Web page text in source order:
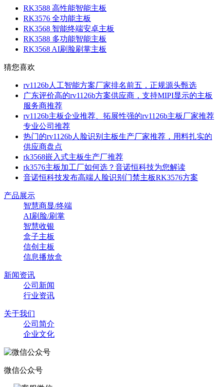
RK3588 高性能智能主板
RK3576 全功能主板
RK3568 智能终端安卓主板
RK3588 多功能智能主板
RK3568 AI刷脸刷掌主板
猜您喜欢
rv1126b人工智能方案厂家排名前五，正规源头甄选
广东评价高的rv1126b方案供应商，支持MIPI显示的主板
服务商推荐
rv1126b主板企业推荐、拓展性强的rv1126b主板厂家推荐
专业公司推荐
热门的rv1126b人脸识别主板生产厂家推荐，用料扎实的
供应商盘点
rk3568嵌入式主板生产厂推荐
rk3576主板加工厂如何选？音诺恒科技为您解读
音诺恒科技发布高端人脸识别门禁主板RK3576方案
产品展示
智慧商显/终端
AI刷脸/刷掌
智慧收银
盒子主板
信创主板
信息播放盒
新闻资讯
公司新闻
行业资讯
关于我们
公司简介
企业文化
微信公众号